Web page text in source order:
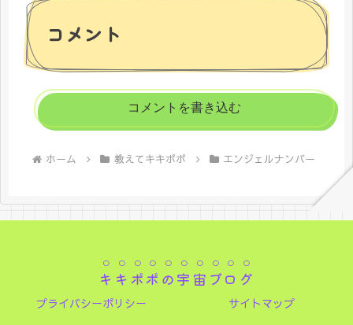
コメント
コメントを書き込む
ホーム 教えてキキポポ エンジェルナンバー
キキポポの宇宙ブログ
プライバシーポリシー
サイトマップ